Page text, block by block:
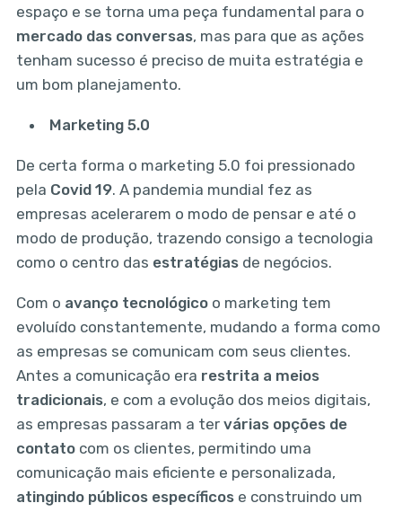
espaço e se torna uma peça fundamental para o
mercado das conversas, mas para que as ações
tenham sucesso é preciso de muita estratégia e
um bom planejamento.
Marketing 5.0
De certa forma o marketing 5.0 foi pressionado
pela Covid 19. A pandemia mundial fez as
empresas acelerarem o modo de pensar e até o
modo de produção, trazendo consigo a tecnologia
como o centro das estratégiasde negócios.
Com o avanço tecnológicoo marketing tem
evoluído constantemente, mudando a forma como
as empresas se comunicam com seus clientes.
Antes a comunicação era restrita a meios
tradicionais, e com a evolução dos meios digitais,
as empresas passaram a ter várias opções de
contatocom os clientes, permitindo uma
comunicação mais eficiente e personalizada,
atingindo públicos específicose construindo um